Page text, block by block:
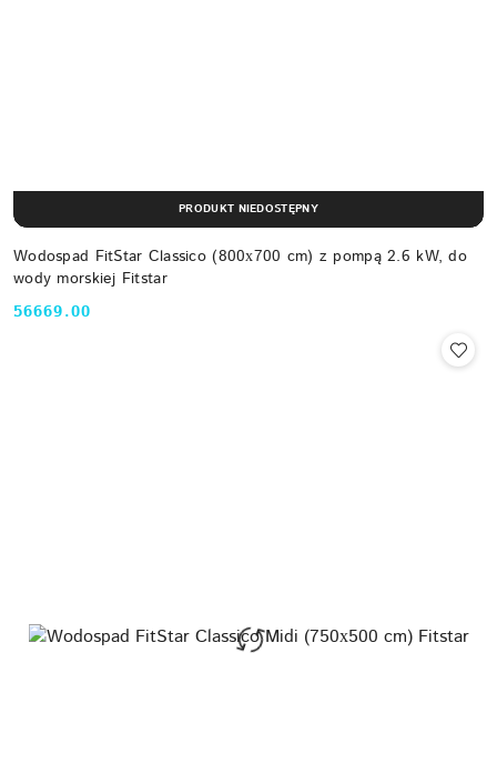
Wodospad FitStar Classico (800х700 cm) z pompą 2.6 kW, do
wody morskiej Fitstar
Cena:
56669.00
PRODUKT NIEDOSTĘPNY